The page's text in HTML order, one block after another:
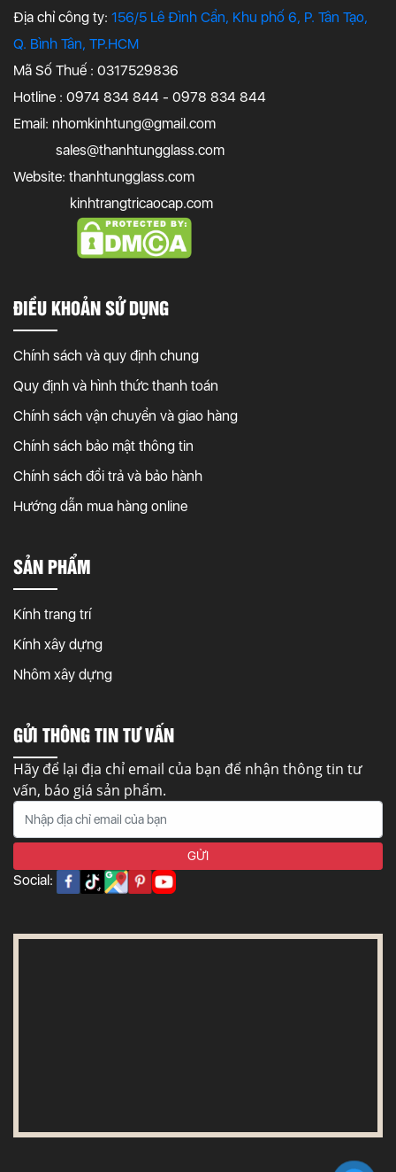
Địa chỉ công ty: 156/5 Lê Đình Cẩn, Khu phố 6, P. Tân Tạo,
Q. Bình Tân, TP.HCM
Mã Số Thuế : 0317529836
Hotline : 0974 834 844 - 0978 834 844
Email: nhomkinhtung@gmail.com
sales@thanhtungglass.com
Website: thanhtungglass.com
kinhtrangtricaocap.com
ĐIỀU KHOẢN SỬ DỤNG
Chính sách và quy định chung
Quy định và hình thức thanh toán
Chính sách vận chuyển và giao hàng
Chính sách bảo mật thông tin
Chính sách đổi trả và bảo hành
Hướng dẫn mua hàng online
SẢN PHẨM
Kính trang trí
Kính xây dựng
Nhôm xây dựng
GỬI THÔNG TIN TƯ VẤN
Hãy để lại địa chỉ email của bạn để nhận thông tin tư
vấn, báo giá sản phẩm.
Social: